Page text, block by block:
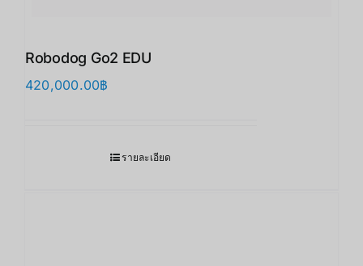
Robodog Go2 EDU
420,000.00฿
รายละเอียด